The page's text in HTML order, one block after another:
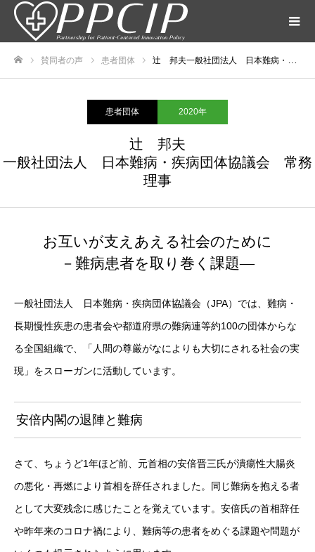
賛同者の声 患者団体 辻 邦夫一般社団法人 日本難病・疾病団体協議会 常務理事
患者団体 2020年
辻 邦夫
一般社団法人 日本難病・疾病団体協議会 常務
理事
お互いが支えあえる社会のために
－難病患者を取り巻く課題―
一般社団法人 日本難病・疾病団体協議会（JPA）では、難病・
長期慢性疾患の患者会や都道府県の難病連等約100の団体からな
る全国組織で、「人間の尊厳がなによりも大切にされる社会の実
現」をスローガンに活動しています。
安倍内閣の退陣と難病
さて、ちょうど1年ほど前、元首相の安倍晋三氏が潰瘍性大腸炎
の悪化・再燃により首相を辞任されました。同じ難病を抱える者
として大変残念に感じたことを覚えています。安倍氏の首相辞任
や昨年来のコロナ禍により、難病等の患者をめぐる課題や問題が